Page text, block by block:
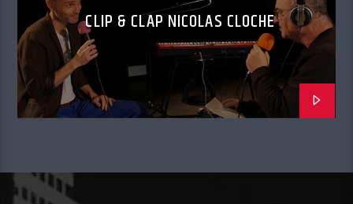
CLIP & CLAP NICOLAS CLOCHE